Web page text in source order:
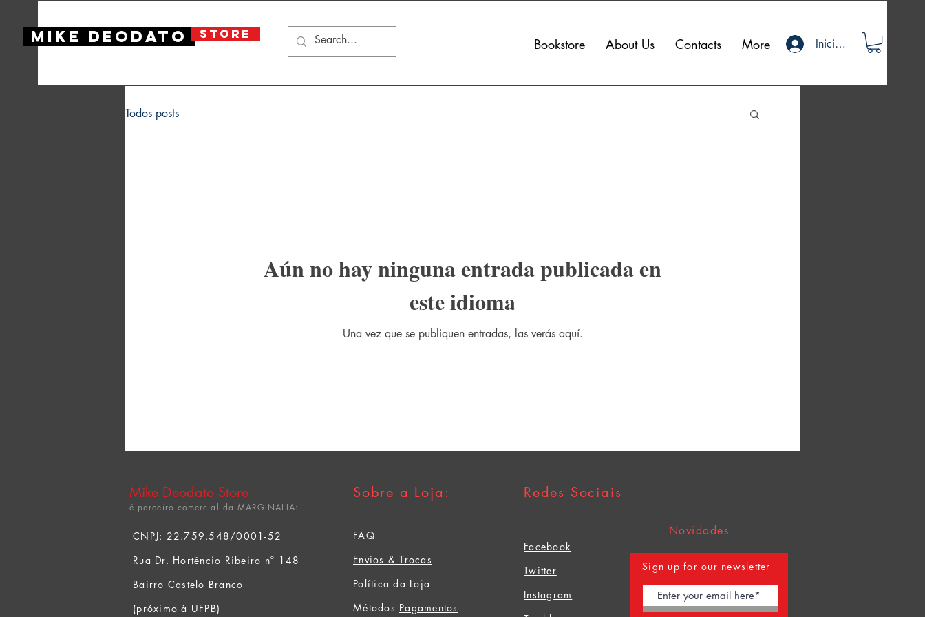
Mike Deodato STORE
Bookstore About Us Contacts More Iniciar sesión
Todos posts
Aún no hay ninguna entrada publicada en
este idioma
Una vez que se publiquen entradas, las verás aquí.
Mike Deodato Store
é parceiro comercial da MARGINALIA:
CNPJ: 22.759.548/0001-52
Rua Dr. Hortêncio Ribeiro nº 148
Bairro Castelo Branco
(próximo à UFPB)
Sobre a Loja: Redes Sociais
FAQ
Envios & Trocas
Política da Loja
Métodos Pagamentos
Facebook
Twitter
Instagram
Novidades
Sign up for our newsletter